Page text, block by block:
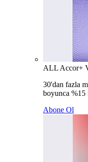
ALL Accor+
30'dan fazla
boyunca %15
Abone Ol